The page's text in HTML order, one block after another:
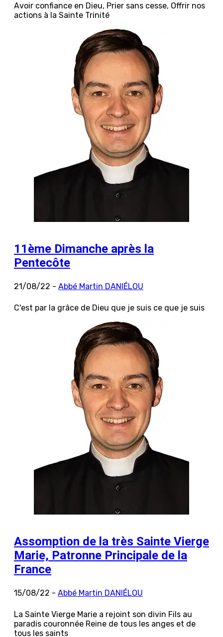
Avoir confiance en Dieu, Prier sans cesse, Offrir nos
actions à la Sainte Trinité
11ème Dimanche après la
Pentecôte
21/08/22 - Abbé Martin DANIÉLOU
C'est par la grâce de Dieu que je suis ce que je suis
Assomption de la très Sainte Vierge
Marie, Patronne Principale de la
France
15/08/22 - Abbé Martin DANIÉLOU
La Sainte Vierge Marie a rejoint son divin Fils au
paradis couronnée Reine de tous les anges et de
tous les saints